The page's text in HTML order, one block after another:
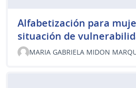
Alfabetización para
situación de
MARIA GABRIELA MIDON